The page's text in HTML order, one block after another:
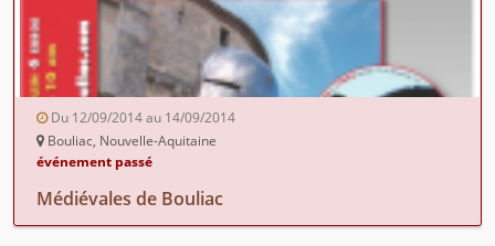
Du 12/09/2014 au 14/09/2014
Bouliac, Nouvelle-Aquitaine
événement passé
Médiévales de Bouliac